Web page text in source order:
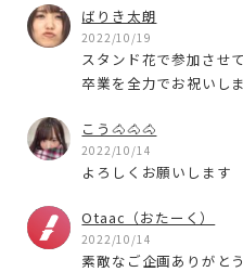
ばりき太朗
2022/10/19
スタンド花で参加させ
卒業を全力でお祝いし
こう🐴🐴🐴
2022/10/14
よろしくお願いします
Otaac（おたーく）
2022/10/14
素敵なご企画ありがと